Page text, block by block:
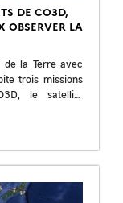
DE CO3D,
OBSERVER LA
de la Terre avec
trois missions
le satellite